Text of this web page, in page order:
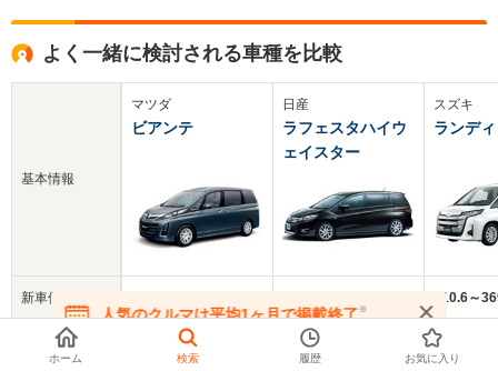
よく一緒に検討される車種を比較
基本情報
新車価格
中古車
平均価格
マツダ
ビアンテ
48.1万円
日産
ラフェスタハイウ
ェイスター
43万円
スズキ
ランディ
310.6～
319.5万円
人気のクルマは平均1ヶ月で掲載終了※
在庫が無くなる前にお問い合わせください
ホーム 検索 履歴 お気に入り